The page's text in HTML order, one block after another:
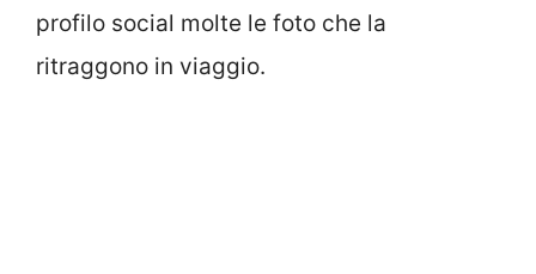
profilo social molte le foto che la
ritraggono in viaggio.